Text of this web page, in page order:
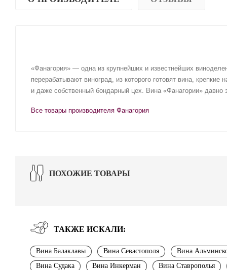
«Фанагория» — одна из крупнейших и известнейших
перерабатывают виноград, из которого готовят вина,
и даже собственный бондарный цех. Вина «Фанагории» давно
Все товары производителя Фанагория
ПОХОЖИЕ ТОВАРЫ
ТАКЖЕ ИСКАЛИ:
Вина Балаклавы Вина Севастополя Вина
Вина Судака
Вина Инкерман Вина Ставрополья